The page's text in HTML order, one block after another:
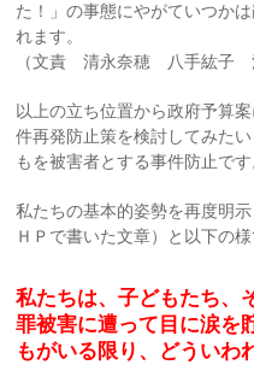
た！」の事態にやがていつか
れます。
（文責 清永奈穂 八手紘子
以上の立ち位置から政府予算
件再発防止策を検討してみた
もを被害者とする事件防止です
私たちの基本的姿勢を再度明
ＨＰで書いた文章）と以下の様
私たちは、子どもたち、
罪被害に遭って目に涙を
もがいる限り、どういわ